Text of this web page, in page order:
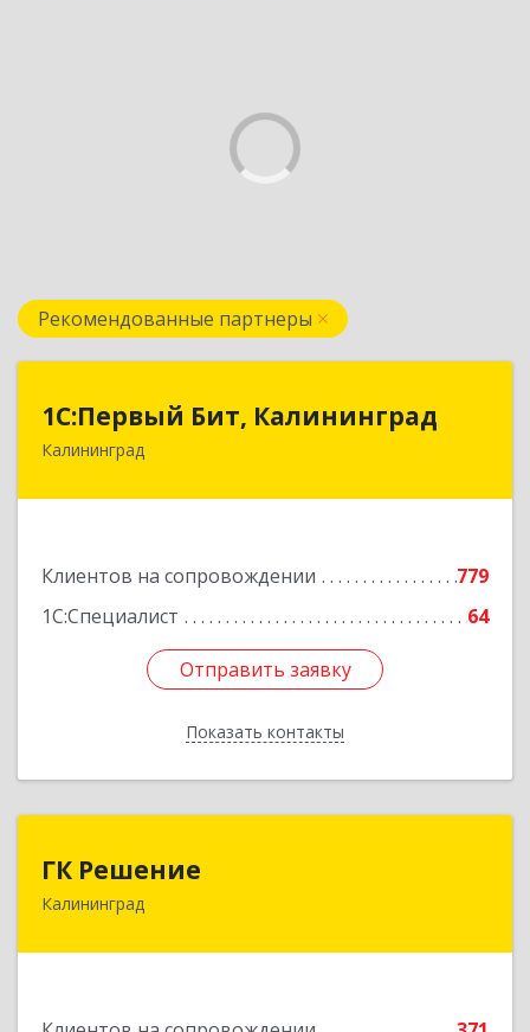
Рекомендованные партнеры
1С:Первый Бит, Калининград
Калининград
Клиентов на сопровождении
779
1С:Специалист
64
Отправить заявку
Показать контакты
1С:Первый Бит, Калининград
236006, Калининградская обл, Калининград г,
Отправить заявку
Назад
ГК Решение
Калининград
236038, Калининградская обл, Калининград г,